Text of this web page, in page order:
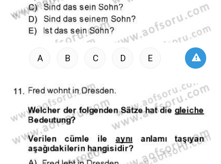
A B C D E